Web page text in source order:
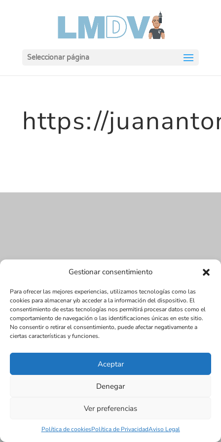
Gestionar consentimiento
Para ofrecer las mejores experiencias, utilizamos tecnologías como las
cookies para almacenar y/o acceder a la información del dispositivo. El
consentimiento de estas tecnologías nos permitirá procesar datos como el
comportamiento de navegación o las identificaciones únicas en este sitio.
No consentir o retirar el consentimiento, puede afectar negativamente a
ciertas características y funciones.
Aceptar
Denegar
Ver preferencias
Política de cookiesPolítica de PrivacidadAviso Legal
Seleccionar página
https://
Diseñada por Juan Antonio Narváez | LMDV ©
SEO:
Política de cookies (UE)
Aviso Legal
Política de Privacidad
Términos y condiciones